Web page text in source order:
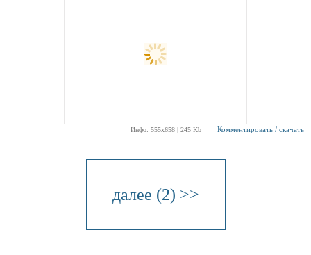
Инфо: 555х658 | 245 Kb Комментировать / скачать
далее (2) >>